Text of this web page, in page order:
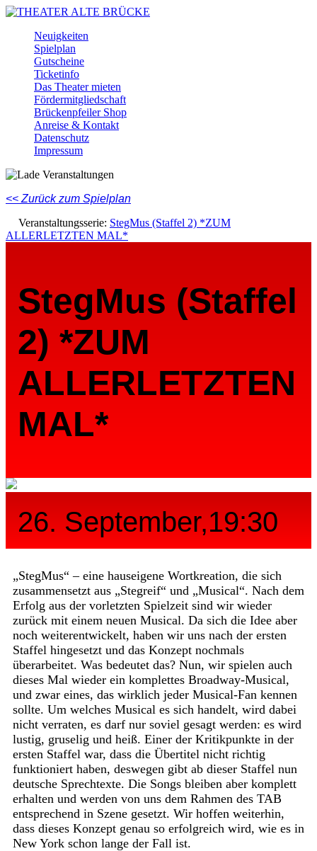
Skip
content
Neuigkeiten
Spielplan
Gutscheine
Ticketinfo
Das Theater mieten
Fördermitgliedschaft
Brückenpfeiler Shop
Anreise & Kontakt
Datenschutz
Impressum
Facebook
Instagram
Youtube
<< Zurück zum Spielplan
Veranstaltungsserie: StegMus (Staffel 2) *ZUM
ALLERLETZTEN MAL*
StegMus (Staffel
2) *ZUM
ALLERLETZTEN
MAL*
26. September,19:30
„StegMus“ – eine hauseigene Wortkreation, die sich
zusammensetzt aus „Stegreif“ und „Musical“. Nach dem
Erfolg aus der vorletzten Spielzeit sind wir wieder
zurück mit einem neuen Musical. Da sich die Idee aber
noch weiterentwickelt, haben wir uns nach der ersten
Staffel hingesetzt und das Konzept nochmals
überarbeitet. Was bedeutet das? Nun, wir spielen auch
dieses Mal wieder ein komplettes Broadway-Musical,
und zwar eines, das wirklich jeder Musical-Fan kennen
sollte. Um welches Musical es sich handelt, wird dabei
nicht verraten, es darf nur soviel gesagt werden: es wird
lustig, gruselig und heiß. Einer der Kritikpunkte in der
ersten Staffel war, dass die Übertitel nicht richtig
funktioniert haben, deswegen gibt ab dieser Staffel nun
deutsche Sprechtexte. Die Songs bleiben aber komplett
erhalten und werden von uns dem Rahmen des TAB
entsprechend in Szene gesetzt. Wir hoffen weiterhin,
dass dieses Konzept genau so erfolgreich wird, wie es in
New York schon lange der Fall ist.